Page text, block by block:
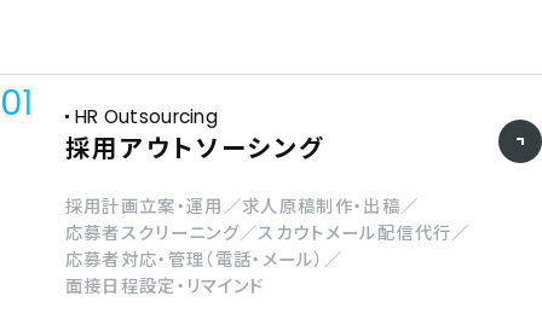
01 HR Outsourcing
採用アウトソーシング
採用計画立案・運用／求人原稿制作・出稿／
応募者スクリーニング／スカウトメール配信代行／
応募者対応・管理（電話・メール）／
面接日程設定・リマインド